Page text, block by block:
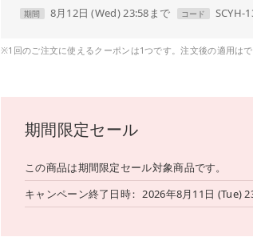
期間 8月12日 (Wed) 23:58まで コード SCYH-
※1回のご注文に使えるクーポンは1つです。注文後の適用はで
期間限定セール
この商品は期間限定セール対象商品です。
キャンペーン終了日時
2026年8月11日 (Tue)